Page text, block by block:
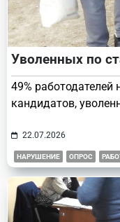
Уволенных по
49% работодателей
кандидатов,
22.07.2026
НАРУШЕНИЕ ОПРОС